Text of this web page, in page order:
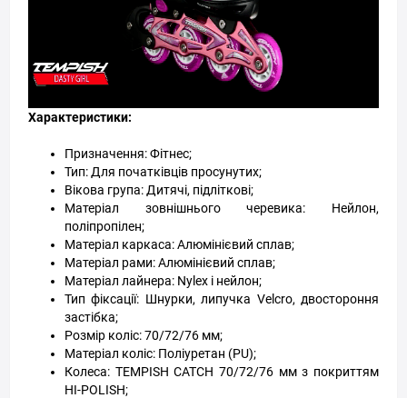
Характеристики:
Призначення: Фітнес;
Тип: Для початківців просунутих;
Вікова група: Дитячі, підліткові;
Матеріал зовнішнього черевика: Нейлон,
поліпропілен;
Матеріал каркаса: Алюмінієвий сплав;
Матеріал рами: Алюмінієвий сплав;
Матеріал лайнера: Nylex і нейлон;
Тип фіксації: Шнурки, липучка Velcro, двостороння
застібка;
Розмір коліс: 70/72/76 мм;
Матеріал коліс: Поліуретан (PU);
Колеса: TEMPISH CATCH 70/72/76 мм з покриттям
HI-POLISH;